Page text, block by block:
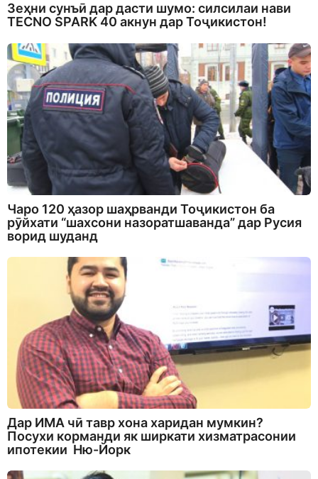
Зеҳни сунъӣ дар дасти шумо: силсилаи нави
TECNO SPARK 40 акнун дар Тоҷикистон!
Чаро 120 ҳазор шаҳрванди Тоҷикистон ба
рӯйхати “шахсони назоратшаванда” дар Русия
ворид шуданд
Дар ИМА чӣ тавр хона харидан мумкин?
Посухи корманди як ширкати хизматрасонии
ипотекии Ню-Йорк